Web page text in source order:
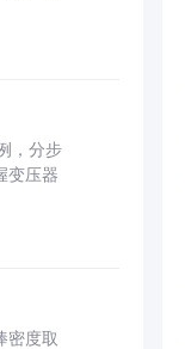
，分步
变压器
密度取